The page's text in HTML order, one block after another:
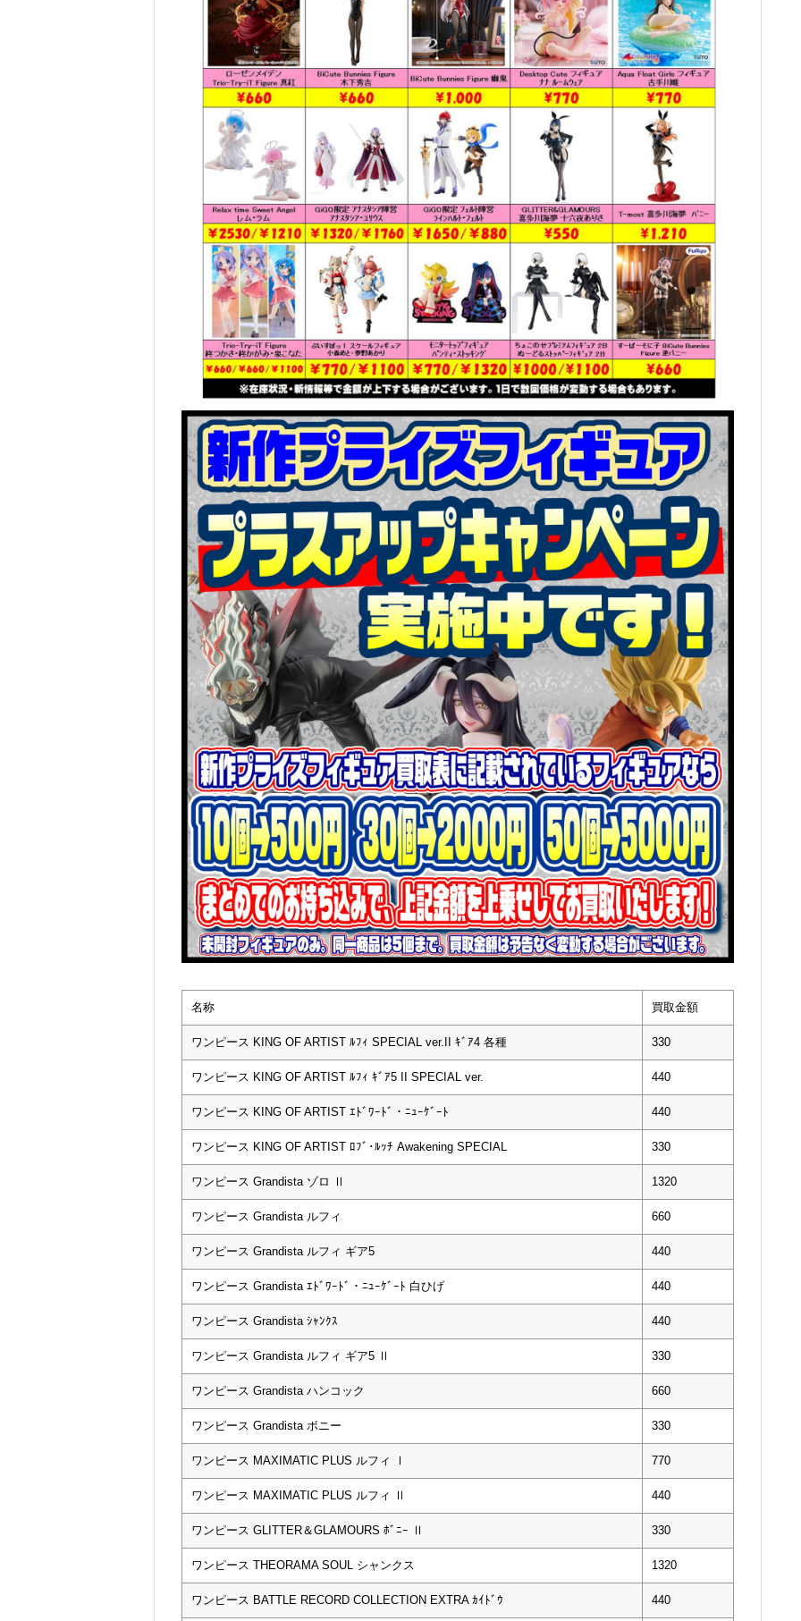
名称 買取金額
ワンピース KING OF ARTIST ﾙﾌｨ SPECIAL ver.II ｷﾞｱ4 各種 330
ワンピース KING OF ARTIST ﾙﾌｨ ｷﾞｱ5 II SPECIAL ver. 440
ワンピース KING OF ARTIST ｴﾄﾞﾜｰﾄﾞ・ﾆｭｰｹﾞｰﾄ 440
ワンピース KING OF ARTIST ﾛﾌﾞ･ﾙｯﾁ Awakening SPECIAL 330
ワンピース Grandista ゾロ Ⅱ 1320
ワンピース Grandista ルフィ 660
ワンピース Grandista ルフィ ギア5 440
ワンピース Grandista ｴﾄﾞﾜｰﾄﾞ・ﾆｭｰｹﾞｰﾄ 白ひげ 440
ワンピース Grandista ｼｬﾝｸｽ 440
ワンピース Grandista ルフィ ギア5 Ⅱ 330
ワンピース Grandista ハンコック 660
ワンピース Grandista ボニー 330
ワンピース MAXIMATIC PLUS ルフィ Ⅰ 770
ワンピース MAXIMATIC PLUS ルフィ Ⅱ 440
ワンピース GLITTER＆GLAMOURS ﾎﾞﾆｰ Ⅱ 330
ワンピース THEORAMA SOUL シャンクス 1320
ワンピース BATTLE RECORD COLLECTION EXTRA ｶｲﾄﾞｳ 440